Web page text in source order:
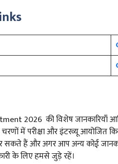
2026 की विशेष जानकारियाँ
चरणों में परीक्षा और इंटरव्यू आयोजित
हैं और अगर आप अन्य कोई
के लिए हमसे जुड़े रहें।